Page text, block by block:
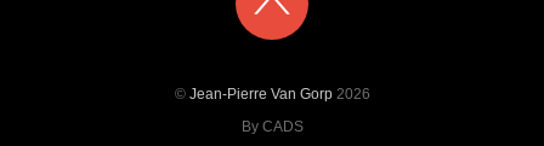
© Jean-Pierre Van Gorp2026
By CADS